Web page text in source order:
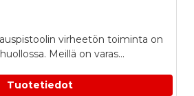
virheetön toiminta on
Meillä on varas...
Tuotetiedot